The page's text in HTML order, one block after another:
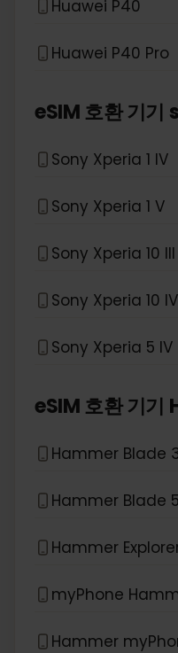
Huawei P40
Huawei P40 Pro
eSIM 호환 기기
Sony Xperia 1 IV
Sony Xperia 1 V
Sony Xperia 10
Sony Xperia 10 IV
Sony Xperia 5 IV
eSIM 호환 기기
Hammer Blade
Hammer Blade
Hammer
myPhone
Hammer